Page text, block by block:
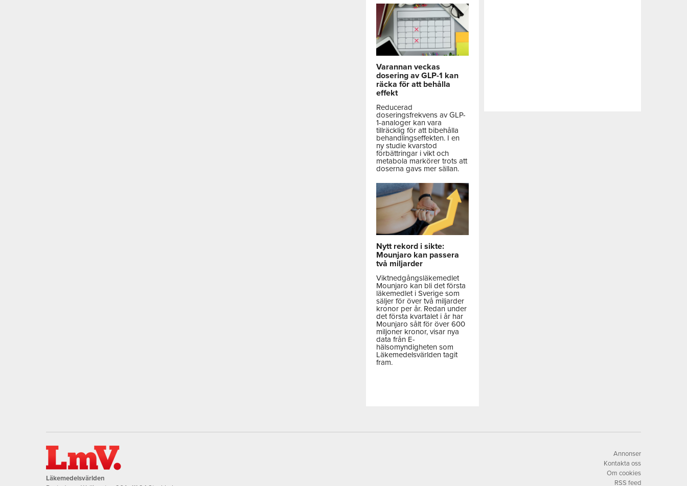
Varannan veckas
dosering av GLP-1 kan
räcka för att behålla
effekt
Reducerad
doseringsfrekvens av GLP-
1-analoger kan vara
tillräcklig för att bibehålla
behandlingseffekten. I en
ny studie kvarstod
förbättringar i vikt och
metabola markörer trots att
doserna gavs mer sällan.
Nytt rekord i sikte:
Mounjaro kan passera
två miljarder
Viktnedgångsläkemedlet
Mounjaro kan bli det första
läkemedlet i Sverige som
säljer för över två miljarder
kronor per år. Redan under
det första kvartalet i år har
Mounjaro sålt för över 600
miljoner kronor, visar nya
data från E-
hälsomyndigheten som
Läkemedelsvärlden tagit
fram.
Läkemedelsvärlden
Annonser
Kontakta oss
Om cookies
RSS feed